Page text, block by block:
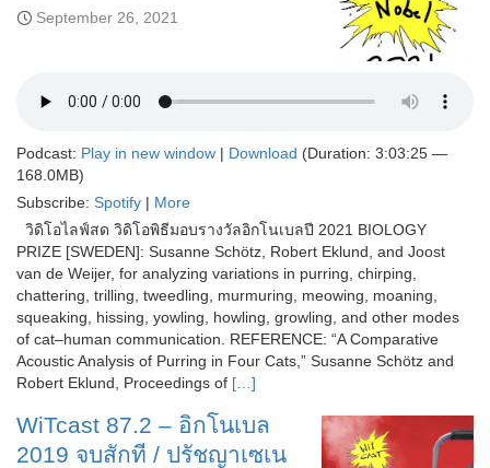
September 26, 2021
Podcast: Play in new window | Download (Duration: 3:03:25 —
168.0MB)
Subscribe: Spotify | More
วิดิโอไลฟ์สด วิดิโอพิธีมอบรางวัลอิกโนเบลปี 2021 BIOLOGY
PRIZE [SWEDEN]: Susanne Schötz, Robert Eklund, and Joost
van de Weijer, for analyzing variations in purring, chirping,
chattering, trilling, tweedling, murmuring, meowing, moaning,
squeaking, hissing, yowling, howling, growling, and other modes
of cat–human communication. REFERENCE: “A Comparative
Acoustic Analysis of Purring in Four Cats,” Susanne Schötz and
Robert Eklund, Proceedings of […]
WiTcast 87.2 – อิกโนเบล
2019 จบสักที / ปรัชญาเซเน